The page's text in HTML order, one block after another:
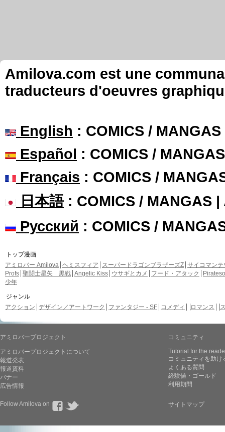
Amilova.com est une
traducteurs d'oeuvres
English : COMICS /
Español : COMICS /
Français : COMICS /
日本語: COMICS / MANGAS |
Русский : COMICS /
トップ漫画
アミロバー Amilova ヘミスフィア スーパードラゴンブラザーズZ サイコマンテ
Profs 聖闘士星矢 黒戦 Angelic Kiss ウサギとカメ フード・アタック
少年
ジャンル
アクション デザイン／アートワーク ファンタジー - SF コメディ ロマンス
アミロバープロジェクト
アミロバープロジェクトについて
報道発表
報道資料
バナー
広告情報
コミュニティ
Tutorial for the
コミュニティを助け
よくある質問
経験値・ゴールド
利用期間
Follow Amilova on サイトマップ